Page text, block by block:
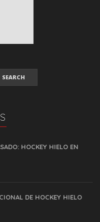
HOCKEY HIELO EN
DE HOCKEY HIELO